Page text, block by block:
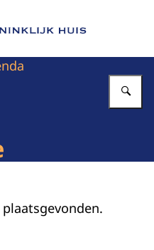
van Het Koninklijk Huis